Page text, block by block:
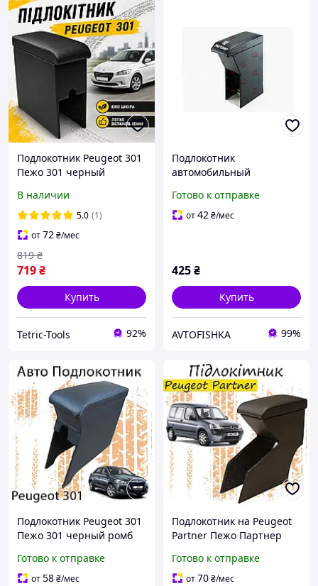
Подлокотник Peugeot 301
Пежо 301 черный
В наличии
5.0 (1)
от72₴/мес
719₴
819 ₴
Купить
Tetric-Tools 92%
Подлокотник
автомобильный
Partner черный с
вышивкой (кожзам)
Готово к отправке
от42₴/мес
425₴
Купить
AVTOFISHKA 99%
Подлокотник Peugeot 301
Пежо 301 черный ромб
бардачок Tuning
Аксессуары
Готово к отправке
от58₴/мес
Подлокотник на Peugeot
Partner Пежо Партнер
черный
Готово к отправке
от70₴/мес